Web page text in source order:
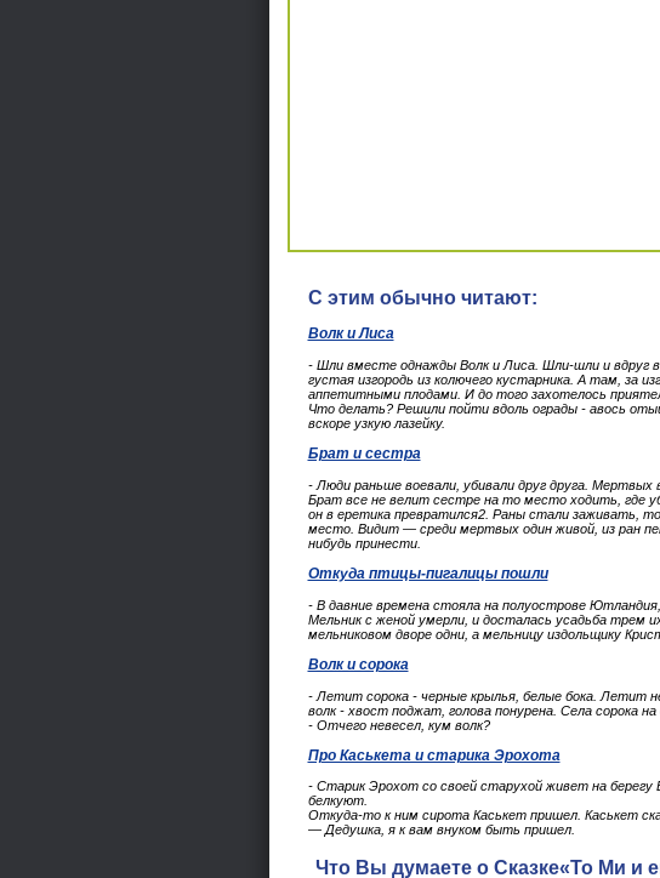
С этим обычно читают:
Волк и Лиса
- Шли вместе однажды Волк и Лиса. Шли-шли и вдруг
густая изгородь из колючего кустарника. А там, за
аппетитными плодами. И до того захотелось
Что делать? Решили пойти вдоль ограды - авось
вскоре узкую лазейку.
Брат и сестра
- Люди раньше воевали, убивали друг друга.
Брат все не велит сестре на то место ходить, где
он в еретика превратился2. Раны стали заживать,
место. Видит — среди мертвых один живой, из ран
нибудь принести.
Откуда птицы-пигалицы пошли
- В давние времена стояла на полуострове
Мельник с женой умерли, и досталась усадьба трем
мельниковом дворе одни, а мельницу издольщику
Волк и сорока
- Летит сорока - черные крылья, белые бока. Летит
волк - хвост поджат, голова понурена. Села сорока
- Отчего невесел, кум волк?
Про Каськета и старика Эрохота
- Старик Эрохот со своей старухой живет на
белкуют.
Откуда-то к ним сирота Каськет пришел. Каськет
— Дедушка, я к вам внуком быть пришел.
Что Вы думаете о Сказке«То Ми и